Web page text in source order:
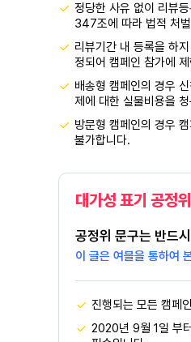
정당한 사유 없이 리뷰
347조에 따라 법적 처
리뷰기간 내 등록을 하
정되어 캠페인 참가에
배송형 캠페인의 경우
제에 대한 실물비용을
방문형 캠페인의 경우
불가합니다.
대가성 표기 공정
공정위 문구는 반드
이 글은 여블을 통하여
진행되는 모든 캠페
2020년 9월 1일 부